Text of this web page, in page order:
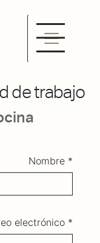
de trabajo
Nombre
electrónico